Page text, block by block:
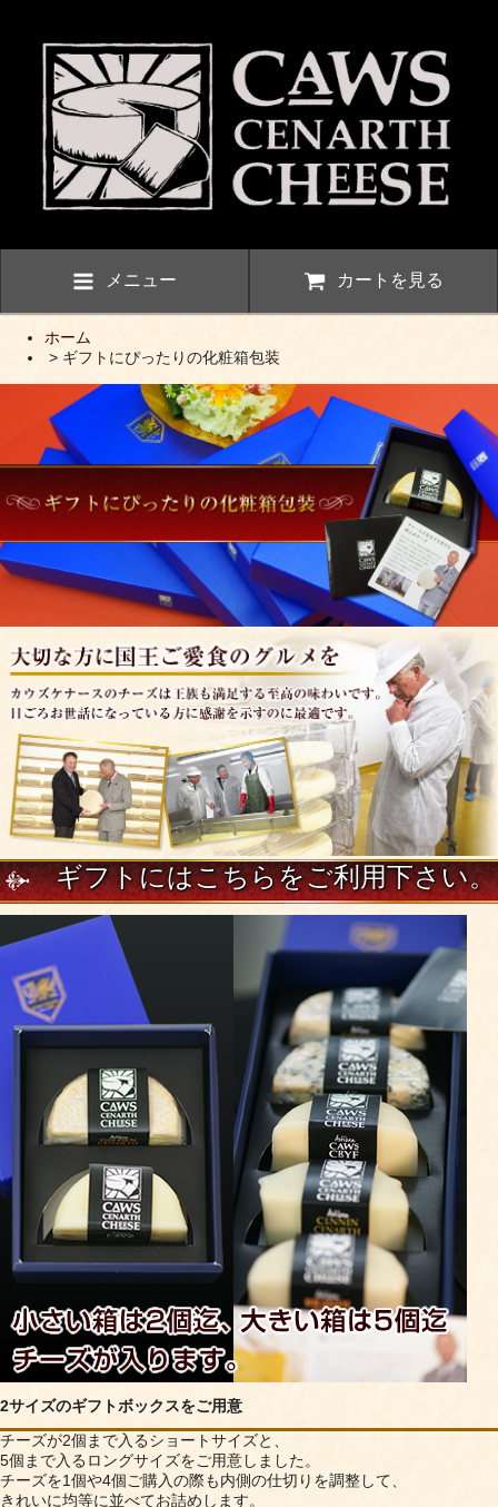
メニュー カートを見る
ホーム
> ギフトにぴったりの化粧箱包装
ギフトにはこちらをご利用下さい。
2サイズのギフトボックスをご用意
チーズが2個まで入るショートサイズと、
5個まで入るロングサイズをご用意しました。
チーズを1個や4個ご購入の際も内側の仕切りを調整して、
きれいに均等に並べてお詰めします。